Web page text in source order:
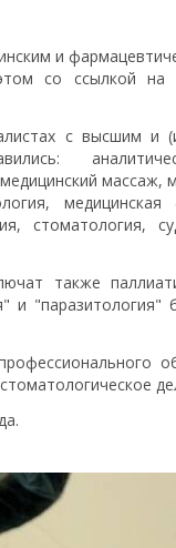
и
со ссылкой на
с высшим и
массаж,
медицинская
стоматология,
также
и "паразитология"